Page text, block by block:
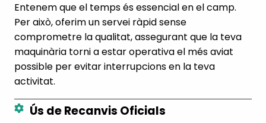
Entenem que el temps és essencial en el camp.
Per això, oferim un servei ràpid sense
comprometre la qualitat, assegurant que la teva
maquinària torni a estar operativa el més aviat
possible per evitar interrupcions en la teva
activitat.
Ús de Recanvis Oficials